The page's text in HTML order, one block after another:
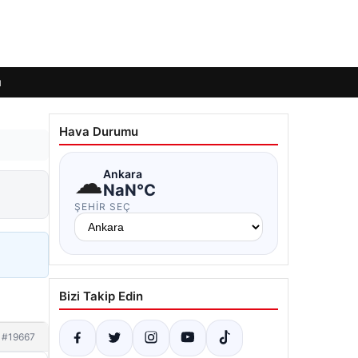
#19667
Hava Durumu
☁Ankara
NaN°C
ŞEHIR SEÇ
Bizi Takip Edin